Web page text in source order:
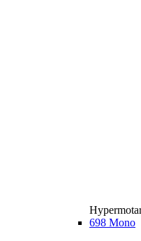
698 Mono